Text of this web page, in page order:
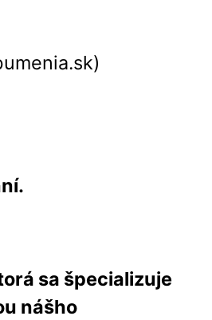
sa špecializuje
nášho